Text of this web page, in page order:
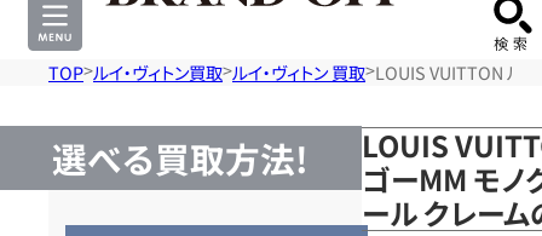
TOP ルイ・ヴィトン買取 ルイ・ヴィトン 買取 LOUIS VUITTON ルイ
選べる買取方法!
LOUIS
ゴーMM モノ
ール クレー